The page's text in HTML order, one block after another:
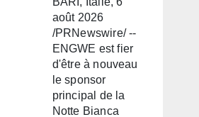
août 2026
/PRNewswire/ --
ENGWE est fier
d'être à nouveau
le sponsor
principal de la
Notte Bianca